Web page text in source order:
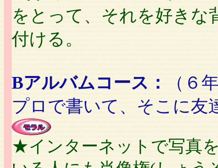
をとって、それを好きな
付ける。
Bアルバムコース：
（６
プロで書いて、そこに友
★インターネットで写真